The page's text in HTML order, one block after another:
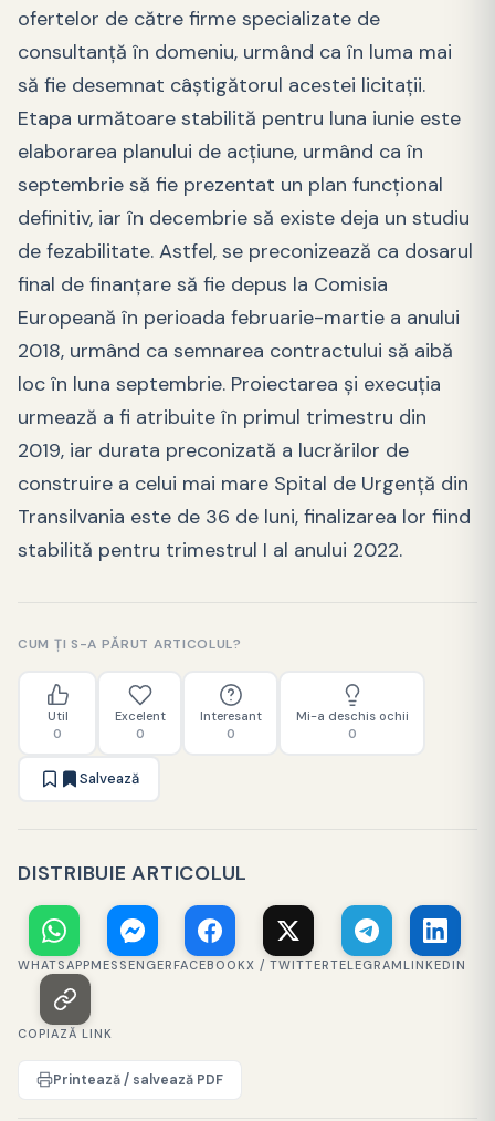
ofertelor de către firme specializate de
consultanţă în domeniu, urmând ca în luma mai
să fie desemnat câştigătorul acestei licitaţii.
Etapa următoare stabilită pentru luna iunie este
elaborarea planului de acţiune, urmând ca în
septembrie să fie prezentat un plan funcţional
definitiv, iar în decembrie să existe deja un studiu
de fezabilitate. Astfel, se preconizează ca dosarul
final de finanţare să fie depus la Comisia
Europeană în perioada februarie-martie a anului
2018, urmând ca semnarea contractului să aibă
loc în luna septembrie. Proiectarea şi execuţia
urmează a fi atribuite în primul trimestru din
2019, iar durata preconizată a lucrărilor de
construire a celui mai mare Spital de Urgenţă din
Transilvania este de 36 de luni, finalizarea lor fiind
stabilită pentru trimestrul I al anului 2022.
CUM ȚI S-A PĂRUT ARTICOLUL?
Util
0
Excelent
0
Interesant
0
Mi-a deschis ochii
0
Salvează
DISTRIBUIE ARTICOLUL
WHATSAPPMESSENGERFACEBOOKX / TWITTERTELEGRAMLINKEDIN
COPIAZĂ LINK
Printează / salvează PDF